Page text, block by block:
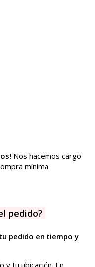
Nos hacemos cargo
mínima
pedido?
pedido en tiempo y
y tu ubicación. En